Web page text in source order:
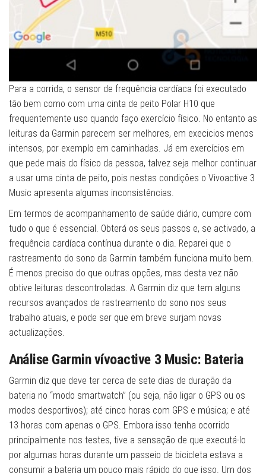
Para a corrida, o sensor de frequência cardíaca foi executado
tão bem como com uma cinta de peito Polar H10 que
frequentemente uso quando faço exercício físico. No entanto as
leituras da Garmin parecem ser melhores, em execicios menos
intensos, por exemplo em caminhadas. Já em exercícios em
que pede mais do físico da pessoa, talvez seja melhor continuar
a usar uma cinta de peito, pois nestas condições o Vivoactive 3
Music apresenta algumas inconsistências.
Em termos de acompanhamento de saúde diário, cumpre com
tudo o que é essencial. Obterá os seus passos e, se activado, a
frequência cardíaca contínua durante o dia. Reparei que o
rastreamento do sono da Garmin também funciona muito bem.
É menos preciso do que outras opções, mas desta vez não
obtive leituras descontroladas. A Garmin diz que tem alguns
recursos avançados de rastreamento do sono nos seus
trabalho atuais, e pode ser que em breve surjam novas
actualizações.
Análise Garmin vívoactive 3 Music: Bateria
Garmin diz que deve ter cerca de sete dias de duração da
bateria no “modo smartwatch” (ou seja, não ligar o GPS ou os
modos desportivos); até cinco horas com GPS e música; e até
13 horas com apenas o GPS. Embora isso tenha ocorrido
principalmente nos testes, tive a sensação de que executá-lo
por algumas horas durante um passeio de bicicleta estava a
consumir a bateria um pouco mais rápido do que isso. Um dos